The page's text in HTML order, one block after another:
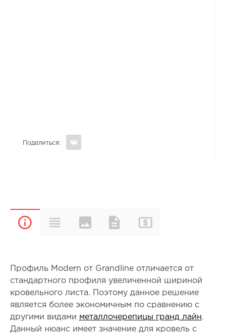
Поделиться:
ОписаниеХарактеристики
Цвета и
покрытия
Документы
Профиль Modern от Grandline отличается от
стандартного профиля увеличенной шириной
кровельного листа. Поэтому данное решение
является более экономичным по сравнению с
другими видами металлочерепицы гранд лайн.
Данный нюанс имеет значение для кровель с